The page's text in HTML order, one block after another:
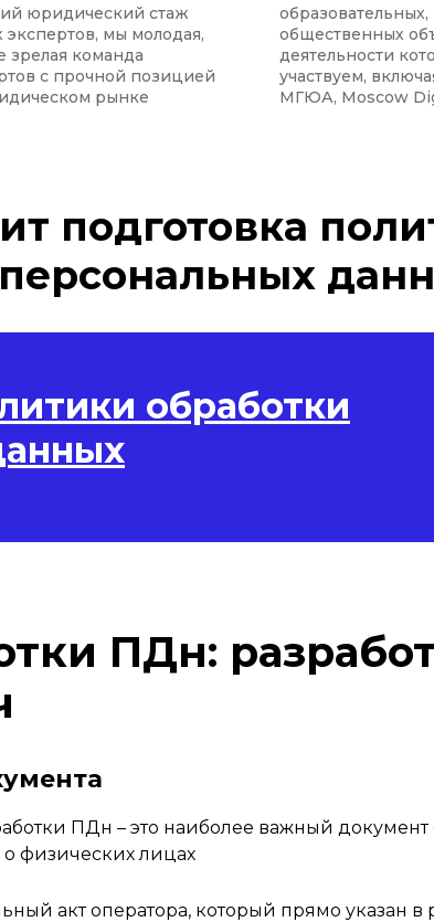
общественных
деятельности
участвуем,
МГЮА, Moscow
юридический стаж
мы молодая,
зрелая команда
с прочной позицией
рынке
подготовка
персональных
обработки
ПДн:
ПДн – это наиболее важный
физических лицах
акт оператора, который прямо указан в